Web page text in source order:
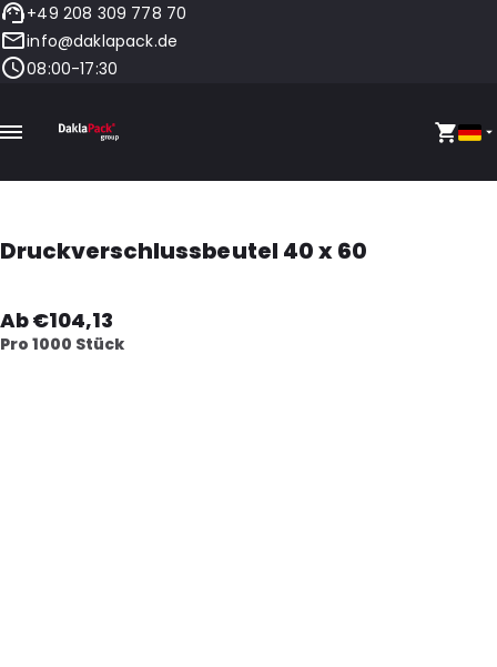
+49 208 309 778 70
info@daklapack.de
08:00-17:30
Druckverschlussbeutel 40 x 60
Ab €104,13
Pro 1000 Stück